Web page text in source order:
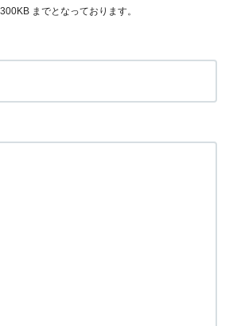
までとなっております。